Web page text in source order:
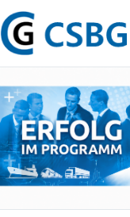
Focus
Dienstleistungen
KI-Beratung